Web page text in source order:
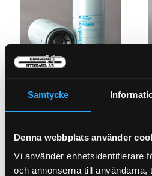
Samtycke
Denna webbplats använder
Vi använder enhetsidentifierare
och annonserna till användarna,
21-3771
Köp